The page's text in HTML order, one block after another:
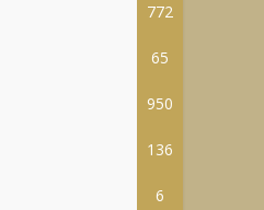
772
65
950
136
6